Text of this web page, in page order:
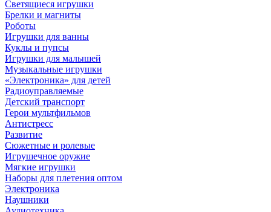
Светящиеся игрушки
Брелки и магниты
Роботы
Игрушки для ванны
Куклы и пупсы
Игрушки для малышей
Музыкальные игрушки
«Электроника» для детей
Радиоуправляемые
Детский транспорт
Герои мультфильмов
Антистресс
Развитие
Сюжетные и ролевые
Игрушечное оружие
Мягкие игрушки
Наборы для плетения оптом
Электроника
Наушники